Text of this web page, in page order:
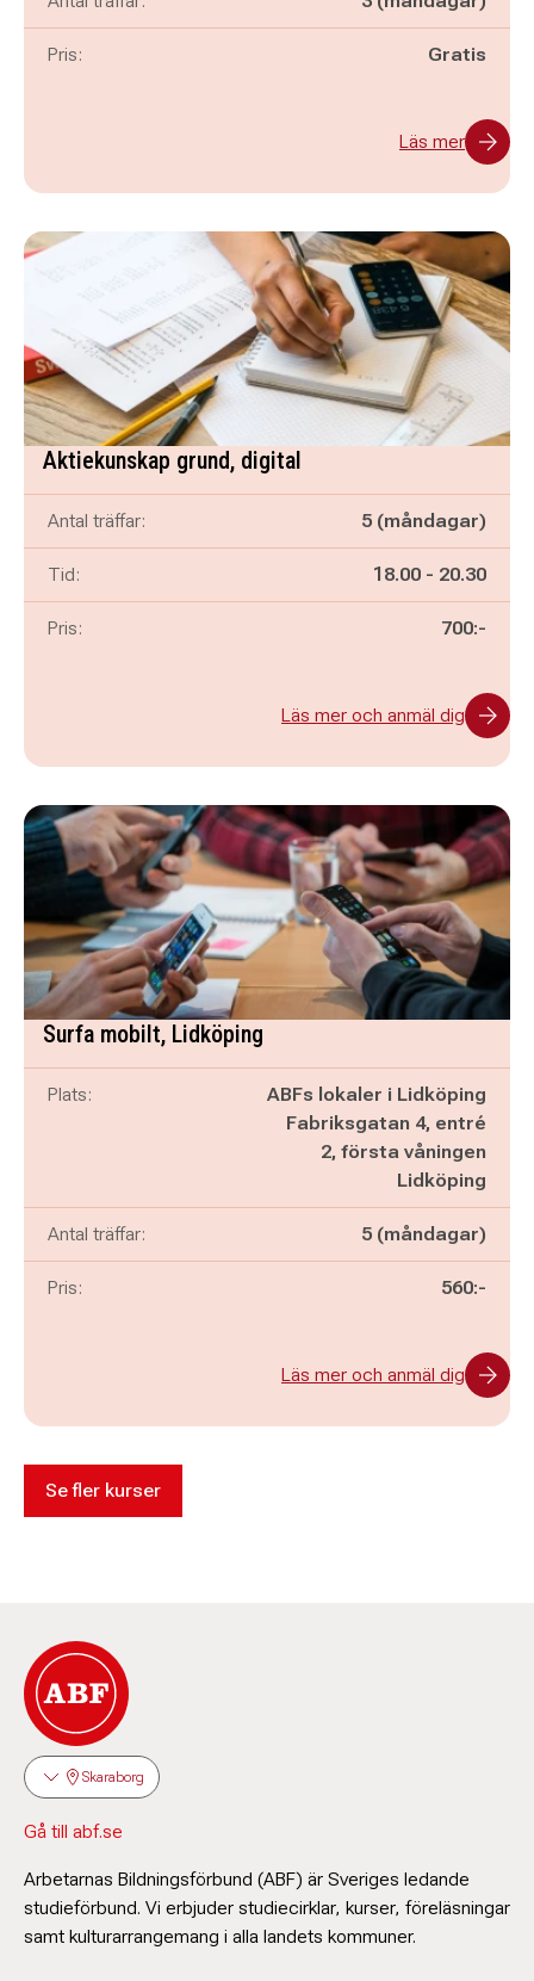
Pris: Gratis
Läs mer
Aktiekunskap grund, digital
Antal träffar: 5 (måndagar)
Tid: Pågår mellan
18.00 - och
20.30
Pris: 700:-
Läs mer och anmäl dig
Surfa mobilt, Lidköping
Plats:
ABFs lokaler i Lidköping
Fabriksgatan 4, entré
2, första våningen
Lidköping
Antal träffar: 5 (måndagar)
Pris: 560:-
Läs mer och anmäl dig
Se fler kurser
Skaraborg
Gå till abf.se
Arbetarnas Bildningsförbund (ABF) är Sveriges ledande
studieförbund. Vi erbjuder studiecirklar, kurser, föreläsningar
samt kulturarrangemang i alla landets kommuner.